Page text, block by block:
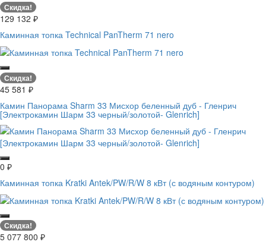
Скидка!
129 132 ₽
Каминная топка Technical PanTherm 71 nero
Скидка!
45 581 ₽
Камин Панорама Sharm 33 Мисхор беленный дуб - Гленрич
[Электрокамин Шарм 33 черный/золотой- Glenrich]
0 ₽
Каминная топка Kratki Antek/PW/R/W 8 кВт (с водяным контуром)
Скидка!
5 077 800 ₽